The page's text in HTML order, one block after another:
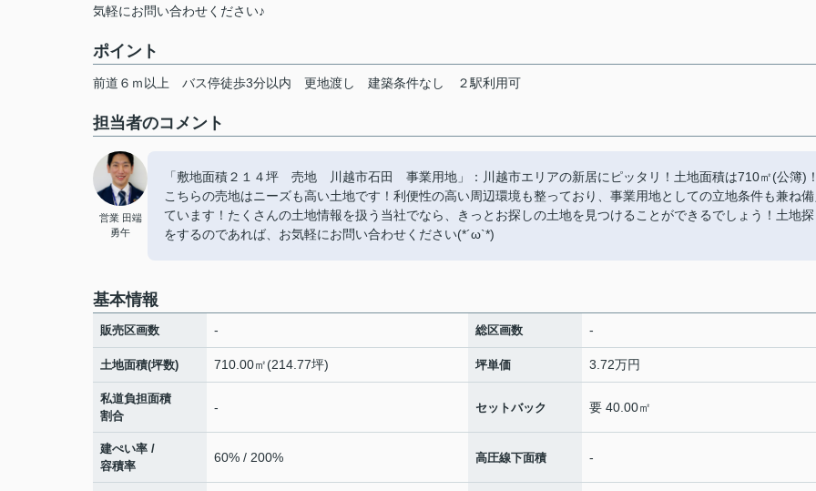
気軽にお問い合わせください♪
ポイント
前道６ｍ以上 バス停徒歩3分以内 更地渡し 建築条件なし ２駅利用可
担当者のコメント
営業 田端
勇午
「敷地面積２１４坪 売地 川越市石田 事業用地」：川越市エリアの新居にピッタリ！土地面積は710㎡(公簿)
こちらの売地はニーズも高い土地です！利便性の高い周辺環境も整っており、事業用地としての立地条件も兼ね
ています！たくさんの土地情報を扱う当社でなら、きっとお探しの土地を見つけることができるでしょう！土地
をするのであれば、お気軽にお問い合わせください(*´ω`*)
基本情報
販売区画数 - 総区画数 -
土地面積(坪数) 710.00㎡(214.77坪) 坪単価 3.72万円
私道負担面積
割合
- セットバック 要 40.00㎡
建ぺい率 /
容積率
60% / 200% 高圧線下面積 -